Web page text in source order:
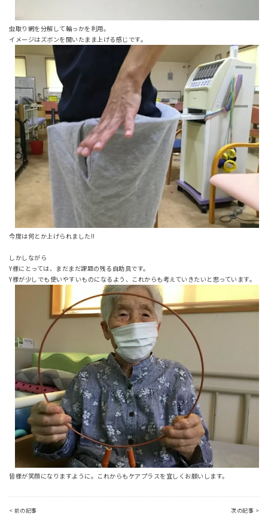
虫取り網を分解して輪っかを利用。
イメージはズボンを開いたまま上げる感じです。
今度は何とか上げられました!!
しかしながら
Y様にとっては、まだまだ課題の残る自助具です。
Y様が少しでも使いやすいものになるよう、これからも考えていきたいと思っています。
皆様が笑顔になりますように。これからもケアプラスを宜しくお願いします。
< 前の記事 次の記事 >